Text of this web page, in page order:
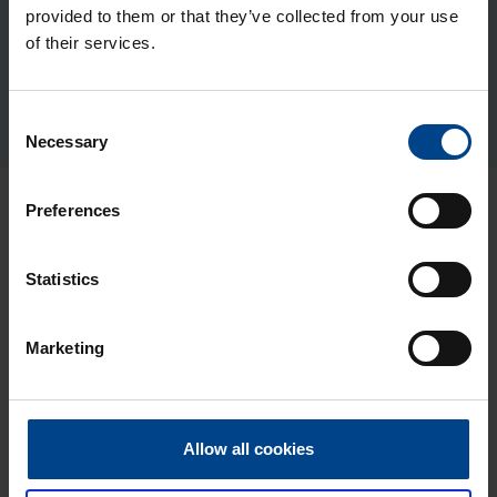
provided to them or that they’ve collected from your use
of their services.
Selection
Necessary
Preferences
Statistics
Marketing
Allow all cookies
Po­let­ti­luk­ko UTU-X -rasioi­hin
Sähkönumero: 3436861
1.6.2026
UTU Pulsar Max –
pieni ja tehokas
latausratkaisu
arkeen